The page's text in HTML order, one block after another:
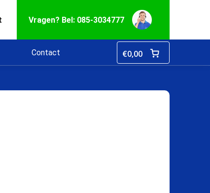
Vragen? Bel: 085-3034777
Contact €0,00